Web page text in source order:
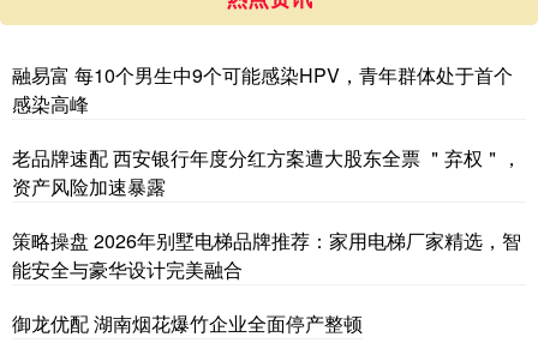
融易富 每10个男生中9个可能感染HPV，青年群体处于首个
感染高峰
老品牌速配 西安银行年度分红方案遭大股东全票 ＂弃权＂，
资产风险加速暴露
策略操盘 2026年别墅电梯品牌推荐：家用电梯厂家精选，智
能安全与豪华设计完美融合
御龙优配 湖南烟花爆竹企业全面停产整顿